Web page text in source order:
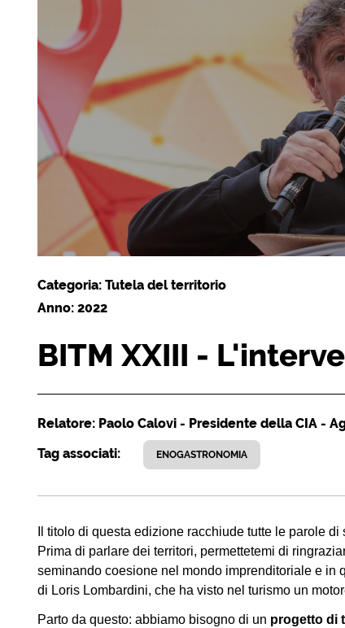
Categoria: Tutela del territorio
Anno: 2022
BITM XXIII -
Relatore: Paolo Calovi - Presidente della CIA -
Tag associati:
ENOGASTRONOMIA
Il titolo di questa edizione racchiude tutte le parole
Prima di parlare dei territori, permettetemi di
seminando coesione nel mondo imprenditoriale e
di Loris Lombardini, che ha visto nel turismo un
Parto da questo: abbiamo bisogno di un progetto di